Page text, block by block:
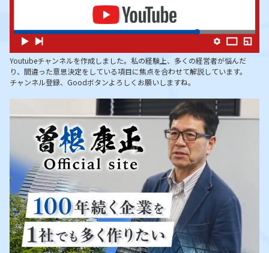
Youtubeチャンネルを作成しました。私の経験上、多くの経営者が悩んだ
り、間違った意思決定をしている項目に焦点を合わせて解説しています。
チャンネル登録、Goodボタンよろしくお願いしますね。